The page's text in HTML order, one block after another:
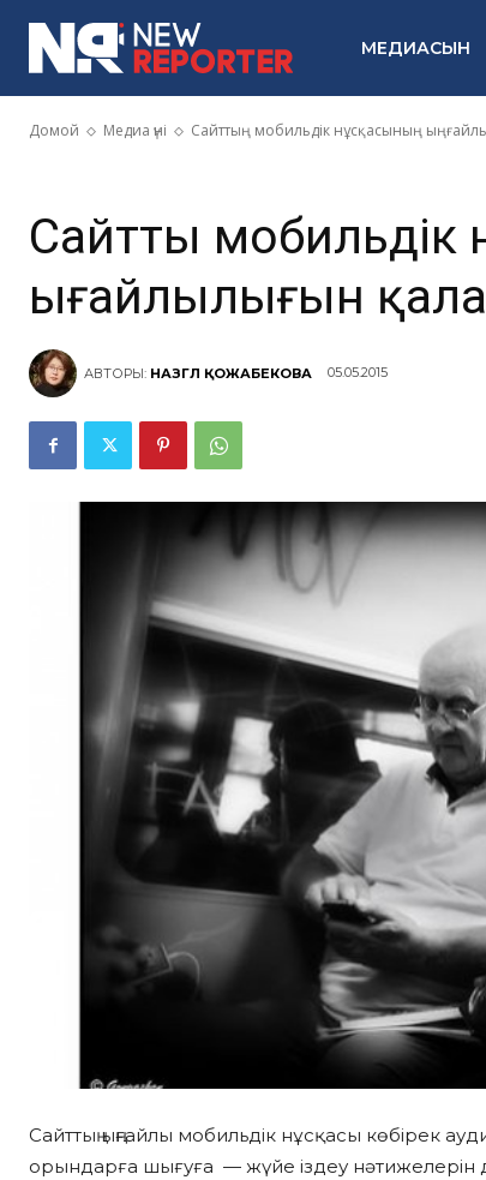
МЕДИАСЫН
Домой Медиа үні Сайттың мобильдік нұсқасының
болады
Сайттың мобильдік
ыңғайлылығын
АВТОРЫ: НАЗГҮЛ ҚОЖАБЕКОВА 05.05.2015
Сайттың ыңғайлы мобильдік нұсқасы көбірек
орындарға шығуға — жүйе іздеу нәтижелерін